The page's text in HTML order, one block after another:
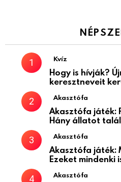
Kvíz
Hogy is hívják?
keresztneveit
Akasztófa
Akasztófa játék:
Hány állatot
Akasztófa
Akasztófa játék:
Ezeket mindenki
Akasztófa